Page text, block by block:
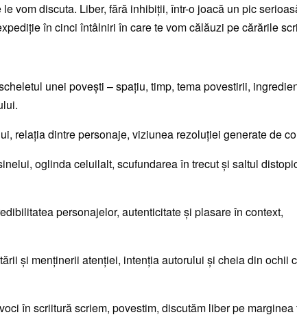
vom discuta. Liber, fără inhibiţii, într-o joacă un pic
în cinci întâlniri în care te vom călăuzi pe cărările
unei poveşti – spaţiu, timp, tema povestirii,
relaţia dintre personaje, viziunea rezoluţiei generate de
oglinda celuilalt, scufundarea în trecut şi saltul
personajelor, autenticitate şi plasare în context,
şi menţinerii atenţiei, intenţia autorului şi cheia din ochii
în scriitură scriem, povestim, discutăm liber pe marginea